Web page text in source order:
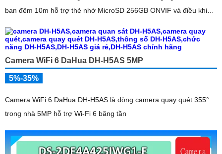
ban đêm 10m hỗ trợ thẻ nhớ MicroSD 256GB ONVIF và điều khiển
Camera WiFi 6 DaHua DH-H5AS 5MP
5%-35%
Camera WiFi 6 DaHua DH-H5AS là dòng camera quay quét 355°
trong nhà 5MP hỗ trợ Wi-Fi 6 băng tần